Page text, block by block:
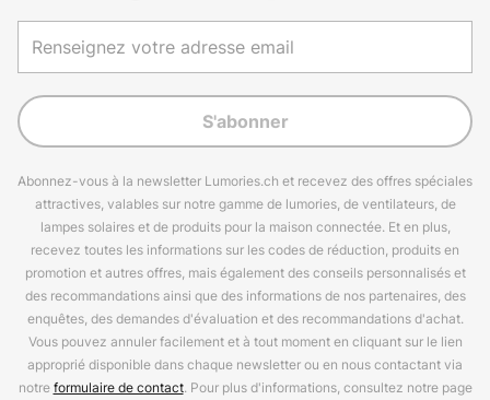
S'abonner
Abonnez-vous à la newsletter Lumories.ch et recevez des offres spéciales
attractives, valables sur notre gamme de lumories, de ventilateurs, de
lampes solaires et de produits pour la maison connectée. Et en plus,
recevez toutes les informations sur les codes de réduction, produits en
promotion et autres offres, mais également des conseils personnalisés et
des recommandations ainsi que des informations de nos partenaires, des
enquêtes, des demandes d'évaluation et des recommandations d'achat.
Vous pouvez annuler facilement et à tout moment en cliquant sur le lien
approprié disponible dans chaque newsletter ou en nous contactant via
notreformulaire de contact. Pour plus d'informations, consultez notre page